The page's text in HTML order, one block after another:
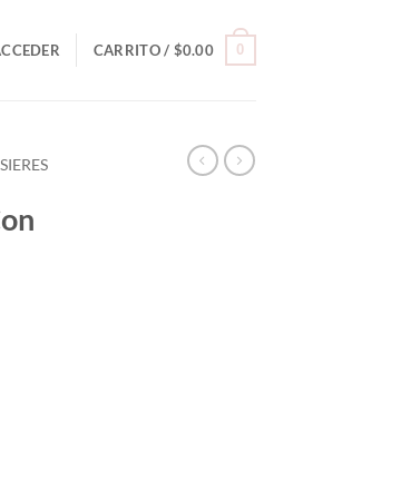
CARRITO / $0.00 0